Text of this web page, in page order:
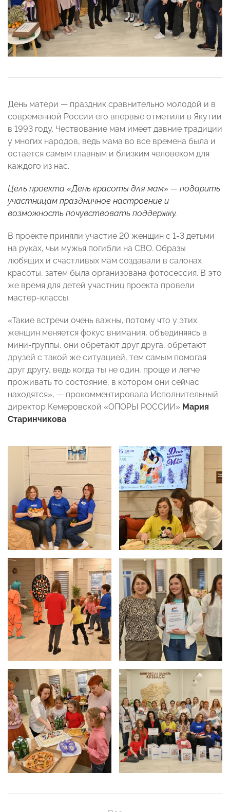
День матери — праздник сравнительно молодой и в
современной России его впервые отметили в Якутии
в 1993 году. Чествование мам имеет давние традиции
у многих народов, ведь мама во все времена была и
остается самым главным и близким человеком для
каждого из нас.
Цель проекта «День красоты для мам» — подарить
участницам праздничное настроение и
возможность почувствовать поддержку.
В проекте приняли участие 20 женщин с 1-3 детьми
на руках, чьи мужья погибли на СВО. Образы
любящих и счастливых мам создавали в салонах
красоты, затем была организована фотосессия. В это
же время для детей участниц проекта провели
мастер-классы.
«Такие встречи очень важны, потому что у этих
женщин меняется фокус внимания, объединяясь в
мини-группы, они обретают друг друга, обретают
друзей с такой же ситуацией, тем самым помогая
друг другу, ведь когда ты не один, проще и легче
проживать то состояние, в котором они сейчас
находятся», — прокомментировала Исполнительный
директор Кемеровской «ОПОРЫ РОССИИ» Мария
Старинчикова.